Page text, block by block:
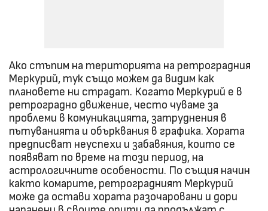
Ако стъпим на територията на ретроградния
Меркурий, тук също можем да видим как
плановете ни страдат. Когато Меркурий е в
ретроградно движение, често чуваме за
проблеми в комуникацията, затруднения в
пътуванията и обърквания в графика. Хората
предписват неуспехи и забавяния, които се
появяват по време на този период, на
астрологичните особености. По същия начин
както комарите, ретроградният Меркурий
може да остави хората разочаровани и дори